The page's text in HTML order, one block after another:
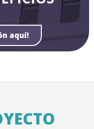
aquí!